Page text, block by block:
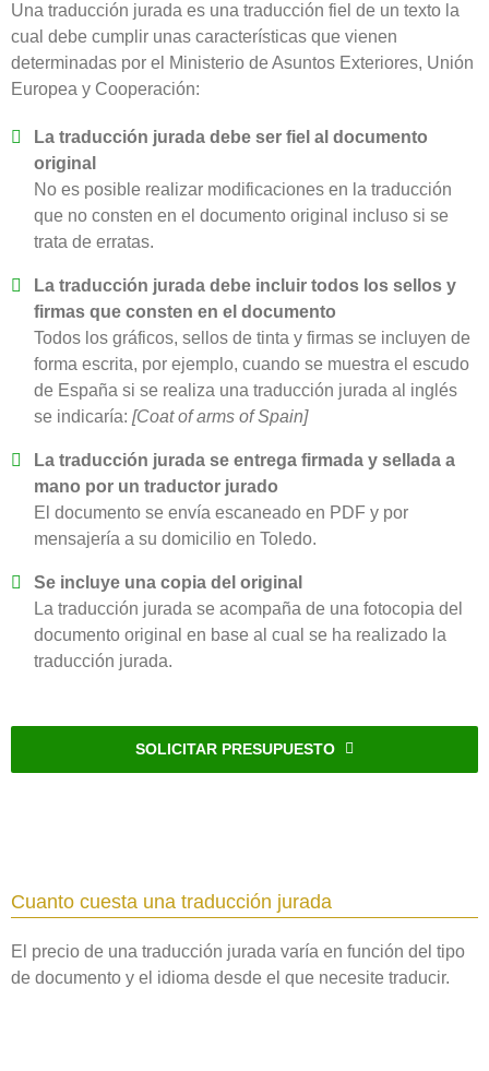
Una traducción jurada es una traducción fiel de un texto la
cual debe cumplir unas características que vienen
determinadas por el Ministerio de Asuntos Exteriores, Unión
Europea y Cooperación:
La traducción jurada debe ser fiel al documento
original
No es posible realizar modificaciones en la traducción
que no consten en el documento original incluso si se
trata de erratas.
La traducción jurada debe incluir todos los sellos y
firmas que consten en el documento
Todos los gráficos, sellos de tinta y firmas se incluyen de
forma escrita, por ejemplo, cuando se muestra el escudo
de España si se realiza una traducción jurada al inglés
se indicaría: [Coat of arms of Spain]
La traducción jurada se entrega firmada y sellada a
mano por un traductor jurado
El documento se envía escaneado en PDF y por
mensajería a su domicilio en Toledo‎.
Se incluye una copia del original
La traducción jurada se acompaña de una fotocopia del
documento original en base al cual se ha realizado la
traducción jurada.
SOLICITAR PRESUPUESTO
Cuanto cuesta una traducción jurada
El precio de una traducción jurada varía en función del tipo
de documento y el idioma desde el que necesite traducir.